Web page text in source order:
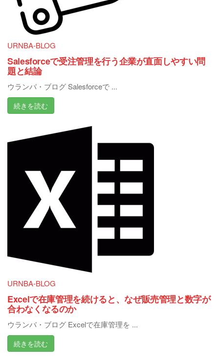
URNBA-BLOG
Salesforceで受注管理を行う企業が直面しやすい問
題と結論
ウランバ・ブログ Salesforceで ...
続きを読む
URNBA-BLOG
Excelで在庫管理を続けると、なぜ販売管理と数字が
合わなくなるのか
ウランバ・ブログ Excelで在庫管理を ...
続きを読む